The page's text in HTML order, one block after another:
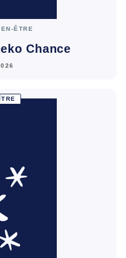
ÊTRE
Chance